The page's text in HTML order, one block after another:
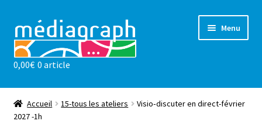
à
la
navigation
au
contenu
Menu
Les ateliers
sensibilisations
0,00€ 0 article
Accueil 15-tous les ateliers
Visio‐discuter en direct-février
2027 -1h